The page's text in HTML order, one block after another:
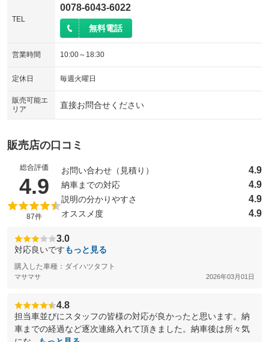
TEL
0078-6043-6022
無料電話
営業時間 10:00～18:30
定休日 毎週火曜日
販売可能エ
リア
直接お問合せください
販売店の口コミ
総合評価
4.9 （5点満点中）
87件
お問い合わせ（見積り） 4.9
納車までの対応 4.9
説明の分かりやすさ 4.9
オススメ度 4.9
3.0
対応良いですもっと見る
購入した車種：ダイハツタフト
マサマサ 2026年03月01日
4.8
担当車並びにスタッフの皆様の対応が良かったと思います。納
車までの経過など逐次連絡入れて頂きました。納車後は所々気